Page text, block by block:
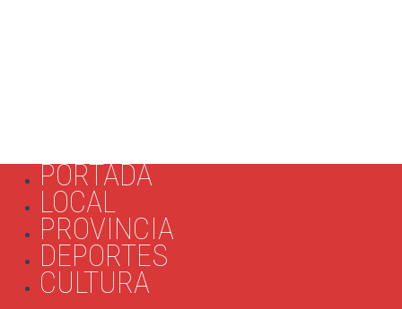
PORTADA
LOCAL
PROVINCIA
DEPORTES
CULTURA